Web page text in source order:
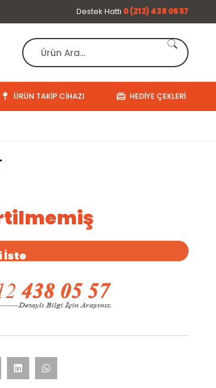
Destek Hattı 0 (212) 438 05 57
HEDIYE ÇEKLERI
ÜRÜN TAKIP CIHAZI
İste